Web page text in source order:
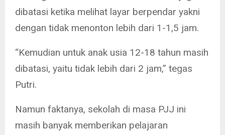
dibatasi ketika melihat layar berpendar yakni
dengan tidak menonton lebih dari 1-1,5 jam.
“Kemudian untuk anak usia 12-18 tahun masih
dibatasi, yaitu tidak lebih dari 2 jam,” tegas
Putri.
Namun faktanya, sekolah di masa PJJ ini
masih banyak memberikan pelajaran